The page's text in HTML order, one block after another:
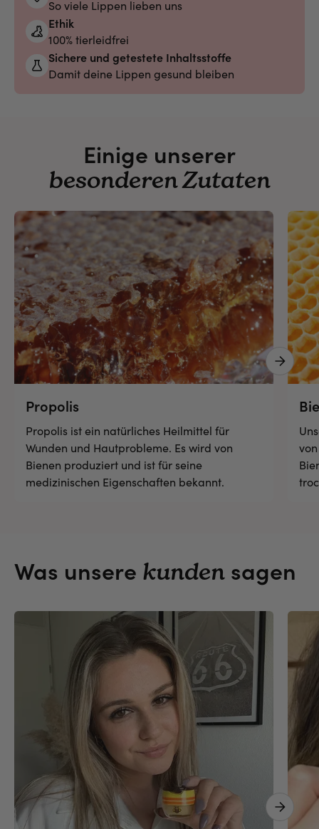
So viele Lippen lieben uns
Ethik
100% tierleidfrei
Sichere und getestete Inhaltsstoffe
Damit deine Lippen gesund bleiben
Einige unserer
besonderen Zutaten
Propolis
Propolis ist ein natürliches Heilmittel für
Wunden und Hautprobleme. Es wird von
Bienen produziert und ist für seine
medizinischen Eigenschaften bekannt.
Next
Was unsere kunden sagen
Next